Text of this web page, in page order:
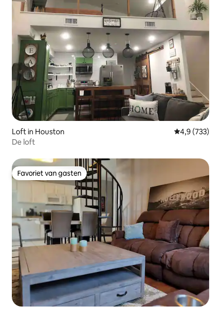
Loft in Houston Gemiddelde
4,9 (733)
De loft
Favoriet van gasten
Favoriet van gasten